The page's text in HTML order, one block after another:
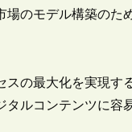
のモデル構築のた
スの最大化を実現
ルコンテンツに